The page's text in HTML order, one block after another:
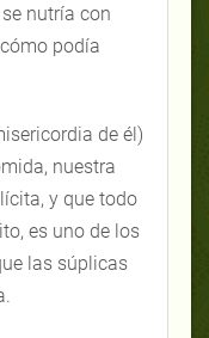
nutría con
podía
de él)
nuestra
y que todo
es uno de los
las súplicas